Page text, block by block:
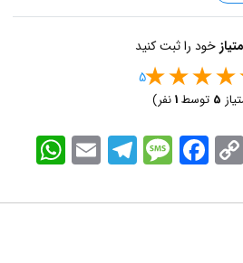
خود را ثبت کنید
5
5 توسط1نفر)
WhatsApp EmailTelegramMessageFacebook Copy
Link